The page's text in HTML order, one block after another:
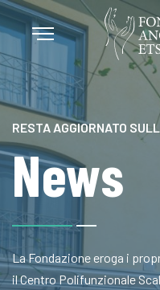
RESTA AGGIORNATO
News
La Fondazione eroga i
il Centro Polifunzionale